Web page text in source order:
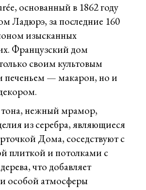
основанный в 1862 году
Ладюрэ, за последние 160
изысканных
Французский дом
своим культовым
печеньем — макарон, но и
нежный мрамор,
из серебра, являющиеся
Дома, соседствуют с
плиткой и потолками с
что добавляет
особой атмосферы